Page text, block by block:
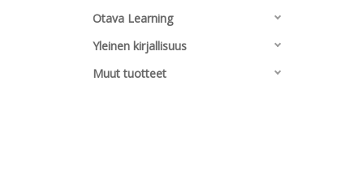
Otava Learning
Yleinen kirjallisuus
Muut tuotteet